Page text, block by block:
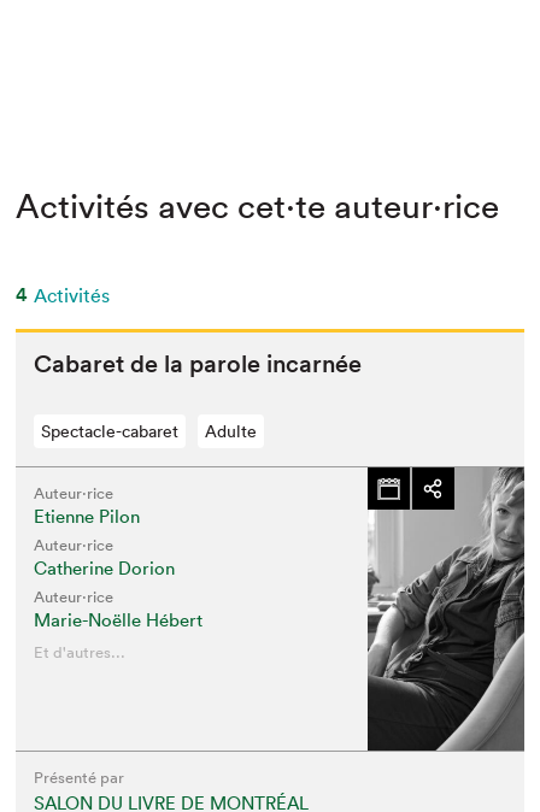
Activités avec cet·te auteur·rice
4 Activités
Cabaret de la parole incarnée
Spectacle-cabaret Adulte
Auteur·rice
Etienne Pilon
Auteur·rice
Catherine Dorion
Auteur·rice
Marie-Noëlle Hébert
Et d'autres...
Présenté par
SALON DU LIVRE DE MONTRÉAL